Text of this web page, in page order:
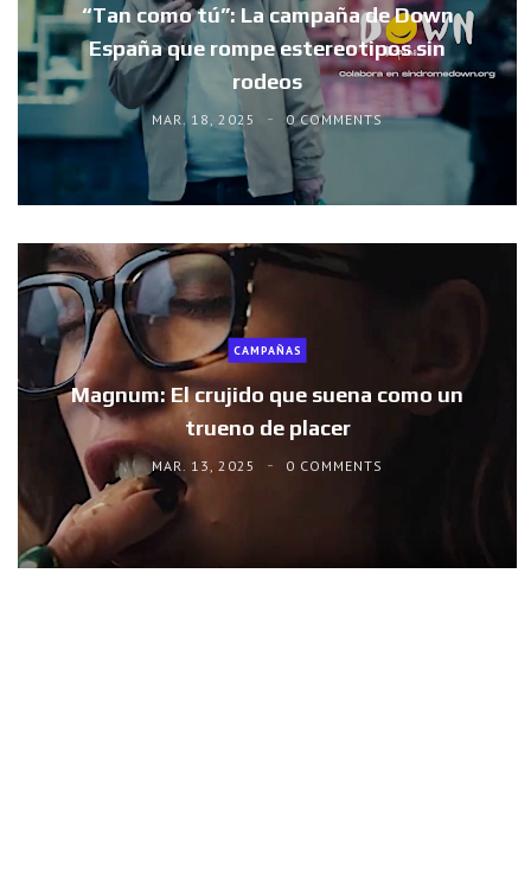
“Tan como tú”: La campaña de Down
España que rompe estereotipos sin
rodeos
MAR. 18, 2025 0 COMMENTS
CAMPAÑAS
Magnum: El crujido que suena como un
trueno de placer
MAR. 13, 2025 0 COMMENTS